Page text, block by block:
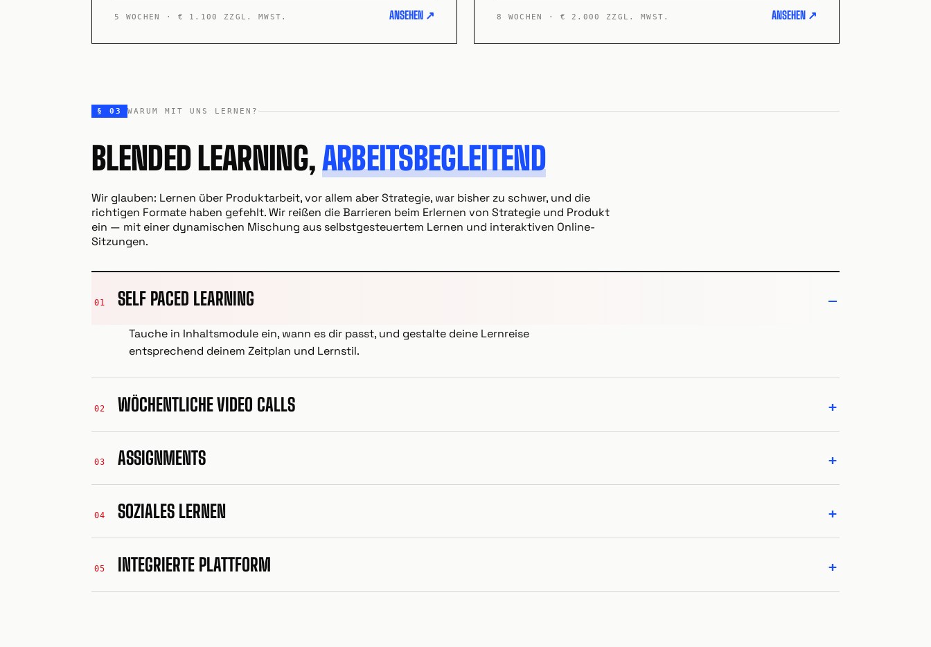
5 WOCHEN · € 1.100 ZZGL. MWST. ANSEHEN ↗ 8 WOCHEN · € 2.000 ZZGL. MWST. ANSEHEN ↗
§ 03 WARUM MIT UNS LERNEN?
BLENDED LEARNING,ARBEITSBEGLEITEND
Wir glauben: Lernen über Produktarbeit, vor allem aber Strategie, war bisher zu schwer, und die
richtigen Formate haben gefehlt. Wir reißen die Barrieren beim Erlernen von Strategie und Produkt
ein — mit einer dynamischen Mischung aus selbstgesteuertem Lernen und interaktiven Online-
Sitzungen.
01 SELF PACED LEARNING
Tauche in Inhaltsmodule ein, wann es dir passt, und gestalte deine Lernreise
entsprechend deinem Zeitplan und Lernstil.
02 WÖCHENTLICHE VIDEO CALLS
03 ASSIGNMENTS
04 SOZIALES LERNEN
05 INTEGRIERTE PLATTFORM